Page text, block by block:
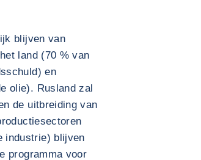
blijven van
land (70 % van
en
olie). Rusland zal
de uitbreiding van
industrie) blijven
programma voor